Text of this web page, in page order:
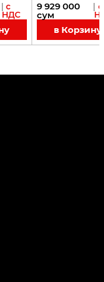
| с
НДС
9 929 000
сум
| с
в Корзину